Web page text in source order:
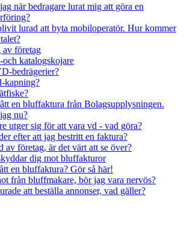
när bedragare lurat mig att göra en
lurad att byta mobiloperatör. Hur kommer
företag
och katalogskojare
bedrägerier?
kapning?
en bluffaktura från Bolagsupplysningen.
nu?
utger sig för att vara vd - vad göra?
efter att jag bestritt en faktura?
av företag, är det värt att se över?
dig mot bluffakturor
en bluffaktura? Gör så här!
från bluffmakare, bör jag vara nervös?
att beställa annonser, vad gäller?